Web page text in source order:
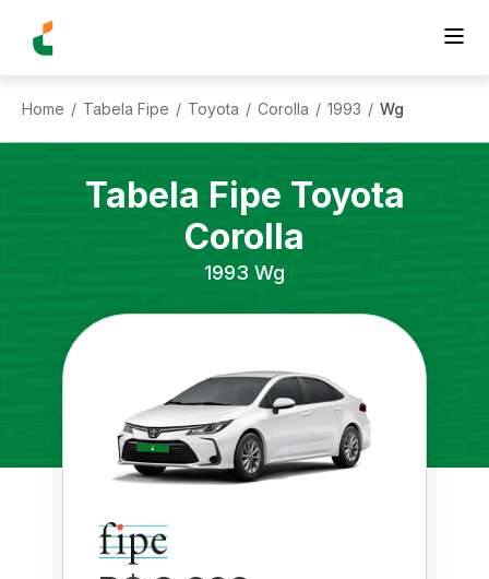
Home / Tabela Fipe / Toyota / Corolla / 1993 / Wg
Tabela Fipe Toyota
Corolla
1993 Wg